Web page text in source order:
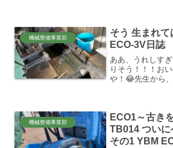
のKOKENこと、
機械整備事業部
そう 生まれ
ECO-3V日誌
ああ、うれしす
りそう！！！お
や！😂先生から
フライス加工。
機械整備事業部
ECO1～古き
TB014 ついに
その1 YBM